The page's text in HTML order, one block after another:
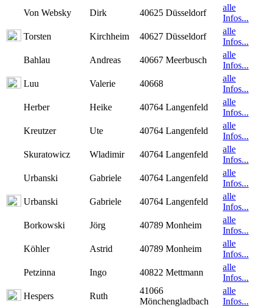
Von Websky
Dirk 40625 Düsseldorf
alle
Infos...
Torsten
Kirchheim 40627 Düsseldorf
alle
Infos...
Bahlau
Andreas 40667 Meerbusch
alle
Infos...
Luu
Valerie 40668
alle
Infos...
Herber
Heike 40764 Langenfeld
alle
Infos...
Kreutzer
Ute 40764 Langenfeld
alle
Infos...
Skuratowicz
Wladimir 40764 Langenfeld
alle
Infos...
Urbanski
Gabriele 40764 Langenfeld
alle
Infos...
Urbanski
Gabriele 40764 Langenfeld
alle
Infos...
Borkowski
Jörg 40789 Monheim
alle
Infos...
Köhler
Astrid 40789 Monheim
alle
Infos...
Petzinna
Ingo 40822 Mettmann
alle
Infos...
Hespers
Ruth
41066
Mönchengladbach
alle
Infos...